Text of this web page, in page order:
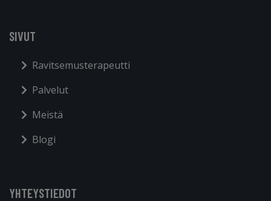
SIVUT
Ravitsemusterapeutti
Palvelut
Meistä
Blogi
YHTEYSTIEDOT